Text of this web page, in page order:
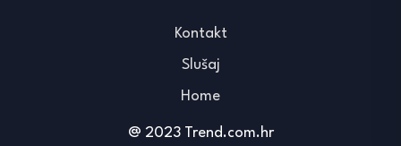
@ 2023 Trend.com.hr
Kontakt
Slušaj
Home